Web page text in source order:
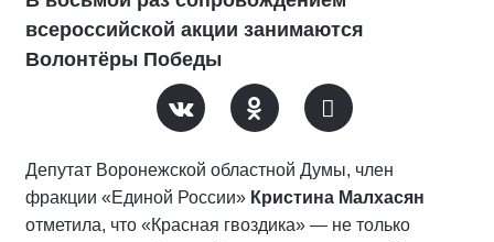
всероссийской акции занимаются
Волонтёры Победы
Депутат Воронежской областной Думы, член
фракции «Единой России» Кристина Малхасян
отметила, что «Красная гвоздика» — не только